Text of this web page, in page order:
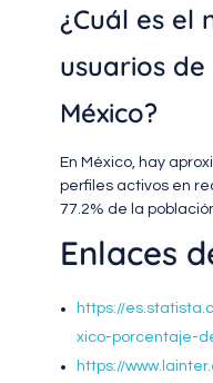
¿Cuál es el
usuarios
México?
En México, hay
perfiles activos en
77.2% de la
Enlaces
https://
xico-porcentaje-
https://